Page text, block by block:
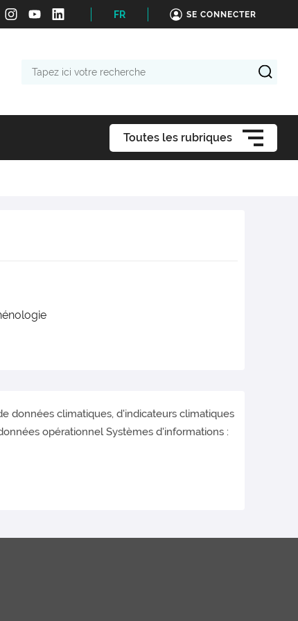
FR SE CONNECTER
Toutes les rubriques
données climatiques, d'indicateurs climatiques
opérationnel Systèmes d'informations :